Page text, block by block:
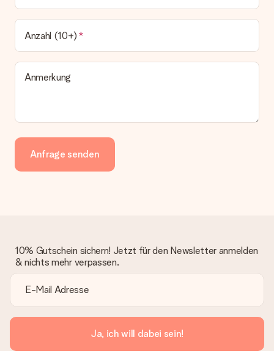
Anzahl (10+)
Anmerkung
Anfrage senden
10% Gutschein sichern! Jetzt für den Newsletter anmelden
& nichts mehr verpassen.
Ja, ich will dabei sein!